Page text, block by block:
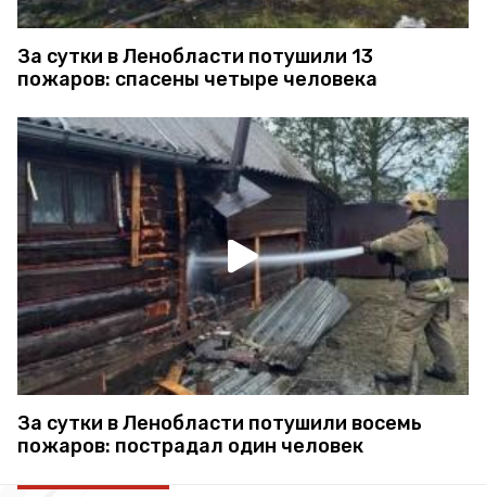
За сутки в Ленобласти потушили 13
пожаров: спасены четыре человека
За сутки в Ленобласти потушили восемь
пожаров: пострадал один человек